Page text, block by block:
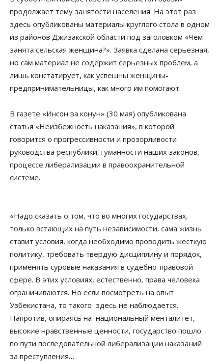
продолжает тему занятости населения. На этот раз
здесь опубликованы материалы круглого стола в одном
из районов Джизакской области под заголовком «Чем
занята сельская женщина?». Заявка сделана серьезная,
но сам материал не содержит серьезных проблем, а
лишь констатирует, как успешны женщины-
предпринимательницы, как много им помогают.
В газете «Инсон ва конун» (30 мая) опубликована
статья «Неизбежность наказания», в которой
говорится о прогрессивности и прозорливости
руководства республики, гуманности наших законов,
процессе либерализации в правоохранительной
системе.
«Надо сказать о том, что во многих государствах,
только встающих на путь независимости, сама жизнь
ставит условия, когда необходимо проводить жесткую
политику, требовать твердую дисциплину и порядок,
применять суровые наказания в судебно-правовой
сфере. В этих условиях, естественно, права человека
ограничиваются. Но если посмотреть на опыт
Узбекистана, то такого здесь не наблюдается.
Напротив, опираясь на национальный менталитет,
высокие нравственные ценности, государство пошло
по пути последовательной либерализации наказаний
за преступления…